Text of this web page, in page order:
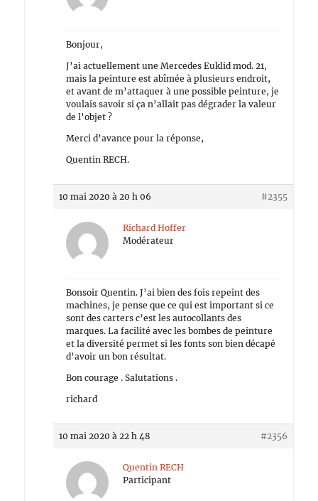
Bonjour,
J’ai actuellement une Mercedes Euklid mod. 21,
mais la peinture est abîmée à plusieurs endroit,
et avant de m’attaquer à une possible peinture, je
voulais savoir si ça n’allait pas dégrader la valeur
de l’objet ?
Merci d’avance pour la réponse,
Quentin RECH.
10 mai 2020 à 20 h 06 #2355
Richard Hoffer
Modérateur
Bonsoir Quentin. J’ai bien des fois repeint des
machines, je pense que ce qui est important si ce
sont des carters c’est les autocollants des
marques. La facilité avec les bombes de peinture
et la diversité permet si les fonts son bien décapé
d’avoir un bon résultat.
Bon courage . Salutations .
richard
10 mai 2020 à 22 h 48 #2356
Quentin RECH
Participant